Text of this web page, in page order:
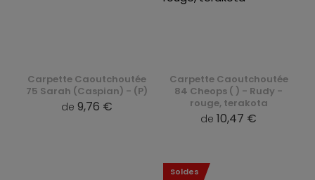
Carpette Caoutchoutée
75 Sarah (Caspian) - (P)
de 9,76 €
Carpette Caoutchoutée
84 Cheops ( ) - Rudy -
rouge, terakota
de 10,47 €
Soldes